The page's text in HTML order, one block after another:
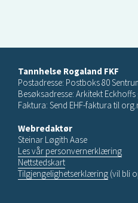
Tannhelse Rogaland FKF
Postadresse: Postboks 80
Besøksadresse: Arkitekt
Faktura: Send EHF-faktura til
Webredaktør
Steinar Løgith Aase
Les vår personvernerklæring
Nettstedskart
Tilgjengelighetserklæring (vil bli